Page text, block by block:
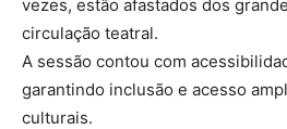
vezes, estão afastados dos
circulação teatral.
A sessão contou com
garantindo inclusão e acesso
culturais.